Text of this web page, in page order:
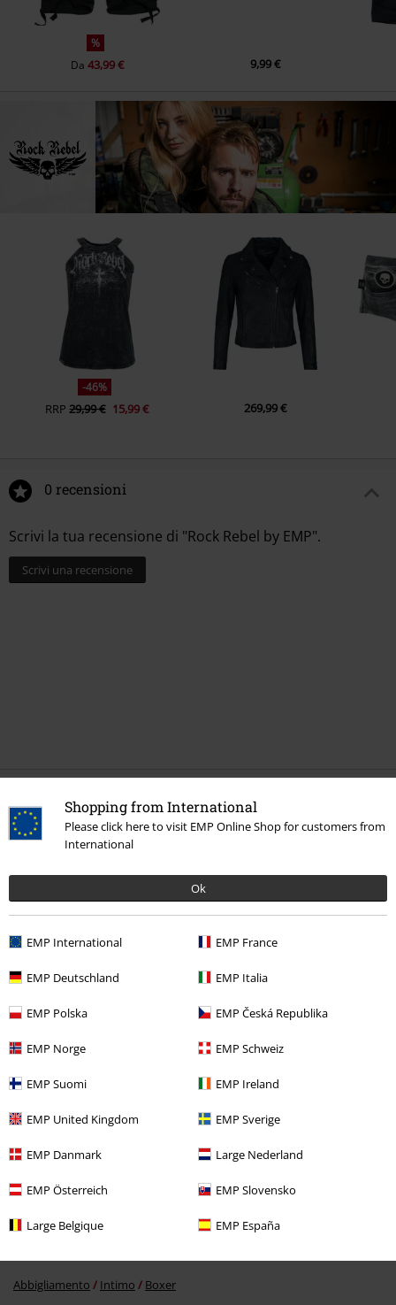
Shopping from International
Please click here to visit EMP Online Shop for customers from
International
Ok
EMP International EMP France
EMP Deutschland EMP Italia
EMP Polska EMP Česká Republika
EMP Norge EMP Schweiz
EMP Suomi EMP Ireland
EMP United Kingdom EMP Sverige
EMP Danmark Large Nederland
EMP Österreich EMP Slovensko
Large Belgique EMP España
%
Da 43,99 € 9,99 €
-46%
RRP 29,99 € 15,99 € 269,99 €
0 recensioni
Scrivi la tua recensione di "Rock Rebel by EMP".
Scrivi una recensione
Marchi di abbigliamento Abbigliamento
Marchi di abbigliamento Brands by EMP Uomo
Collezioni
Free Spirit
Marchi di abbigliamento Brands by EMP
Rock Rebel by EMP
Abbigliamento Intimo Boxer